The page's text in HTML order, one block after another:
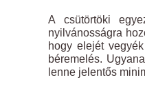
A csütörtöki
nyilvánosságra
hogy elejét
béremelés.
lenne jelentős